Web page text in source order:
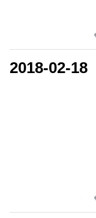
2018-02-18